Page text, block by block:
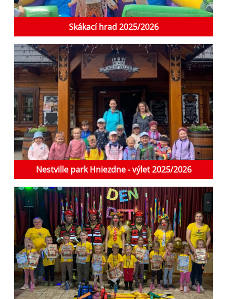
Skákací hrad 2025/2026
Nestville park Hniezdne - výlet 2025/2026